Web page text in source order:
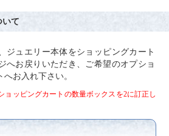
いて
ジュエリー本体をショッピングカート
へお戻りいただき、ご希望のオプショ
お入れ下さい。
ッピングカートの数量ボックスを2に訂正し